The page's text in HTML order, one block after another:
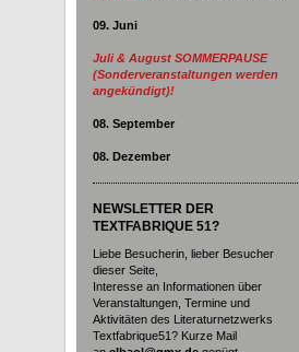
09. Juni
Juli & August SOMMERPAUSE
(Sonderveranstaltungen werden
angekündigt)!
08. September
08. Dezember
NEWSLETTER DER
TEXTFABRIQUE 51?
Liebe Besucherin, lieber Besucher
dieser Seite,
Interesse an Informationen über
Veranstaltungen, Termine und
Aktivitäten des Literaturnetzwerks
Textfabrique51? Kurze Mail